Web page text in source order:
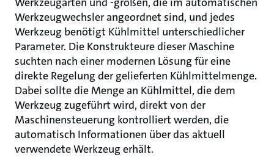
Werkzeugwechsler angeordnet sind, und jedes
Werkzeug benötigt Kühlmittel unterschiedlicher
Parameter. Die Konstrukteure dieser Maschine
suchten nach einer modernen Lösung für eine
direkte Regelung der gelieferten Kühlmittelmenge.
Dabei sollte die Menge an Kühlmittel, die dem
Werkzeug zugeführt wird, direkt von der
Maschinensteuerung kontrolliert werden, die
automatisch Informationen über das aktuell
verwendete Werkzeug erhält.